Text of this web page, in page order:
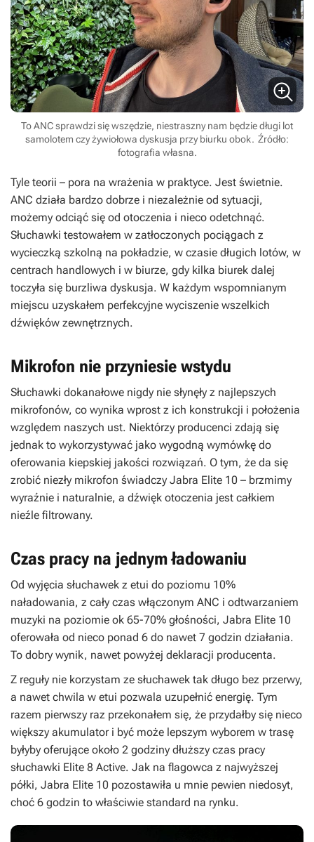
To ANC sprawdzi się wszędzie, niestraszny nam będzie długi lot
samolotem czy żywiołowa dyskusja przy biurku obok. Źródło:
fotografia własna.
Tyle teorii – pora na wrażenia w praktyce. Jest świetnie.
ANC działa bardzo dobrze i niezależnie od sytuacji,
możemy odciąć się od otoczenia i nieco odetchnąć.
Słuchawki testowałem w zatłoczonych pociągach z
wycieczką szkolną na pokładzie, w czasie długich lotów, w
centrach handlowych i w biurze, gdy kilka biurek dalej
toczyła się burzliwa dyskusja. W każdym wspomnianym
miejscu uzyskałem perfekcyjne wyciszenie wszelkich
dźwięków zewnętrznych.
Mikrofon nie przyniesie wstydu
Słuchawki dokanałowe nigdy nie słynęły z najlepszych
mikrofonów, co wynika wprost z ich konstrukcji i położenia
względem naszych ust. Niektórzy producenci zdają się
jednak to wykorzystywać jako wygodną wymówkę do
oferowania kiepskiej jakości rozwiązań. O tym, że da się
zrobić niezły mikrofon świadczy Jabra Elite 10 – brzmimy
wyraźnie i naturalnie, a dźwięk otoczenia jest całkiem
nieźle filtrowany.
Czas pracy na jednym ładowaniu
Od wyjęcia słuchawek z etui do poziomu 10%
naładowania, z cały czas włączonym ANC i odtwarzaniem
muzyki na poziomie ok 65-70% głośności, Jabra Elite 10
oferowała od nieco ponad 6 do nawet 7 godzin działania.
To dobry wynik, nawet powyżej deklaracji producenta.
Z reguły nie korzystam ze słuchawek tak długo bez przerwy,
a nawet chwila w etui pozwala uzupełnić energię. Tym
razem pierwszy raz przekonałem się, że przydałby się nieco
większy akumulator i być może lepszym wyborem w trasę
byłyby oferujące około 2 godziny dłuższy czas pracy
słuchawki Elite 8 Active. Jak na flagowca z najwyższej
półki, Jabra Elite 10 pozostawiła u mnie pewien niedosyt,
choć 6 godzin to właściwie standard na rynku.